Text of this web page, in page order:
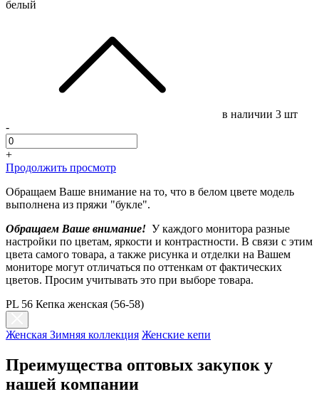
белый
в наличии 3 шт
-
+
Продолжить просмотр
Обращаем Ваше внимание на то, что в белом цвете модель
выполнена из пряжи "букле".
Обращаем Ваше внимание! У каждого монитора разные
настройки по цветам, яркости и контрастности. В связи с этим
цвета самого товара, а также рисунка и отделки на Вашем
мониторе могут отличаться по оттенкам от фактических
цветов. Просим учитывать это при выборе товара.
PL 56 Кепка женская (56-58)
Женская Зимняя коллекция Женские кепи
Преимущества оптовых закупок у
нашей компании